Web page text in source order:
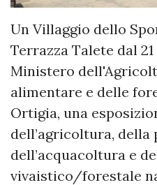
Un Villaggio dello
Terrazza Talete dal
Ministero
alimentare e delle
Ortigia, una
dell’agricoltura, della
dell’acquacoltura e
vivaistico/forestale